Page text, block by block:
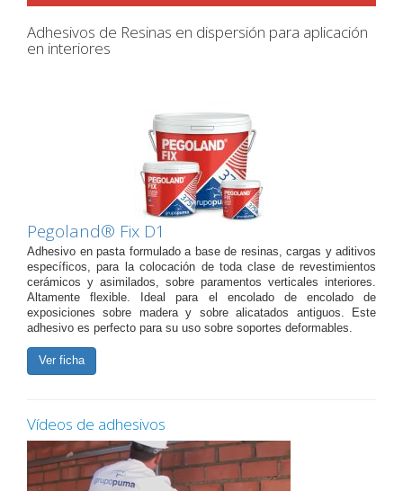
Adhesivos de Resinas en dispersión para aplicación
en interiores
Pegoland® Fix D1
Adhesivo en pasta formulado a base de resinas, cargas y aditivos
específicos, para la colocación de toda clase de revestimientos
cerámicos y asimilados, sobre paramentos verticales interiores.
Altamente flexible. Ideal para el encolado de encolado de
exposiciones sobre madera y sobre alicatados antiguos. Este
adhesivo es perfecto para su uso sobre soportes deformables.
Ver ficha
Vídeos de adhesivos